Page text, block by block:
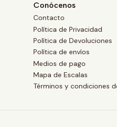
Conócenos
Contacto
Política de Privacidad
Política de Devoluciones
Política de envíos
Medios de pago
Mapa de Escalas
Términos y condiciones